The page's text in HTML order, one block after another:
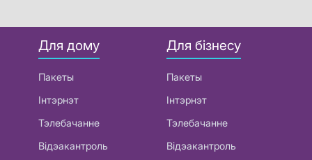
Для дому
Пакеты
Інтэрнэт
Тэлебачанне
Відэакантроль
Для бізнесу
Пакеты
Інтэрнэт
Тэлебачанне
Відэакантроль